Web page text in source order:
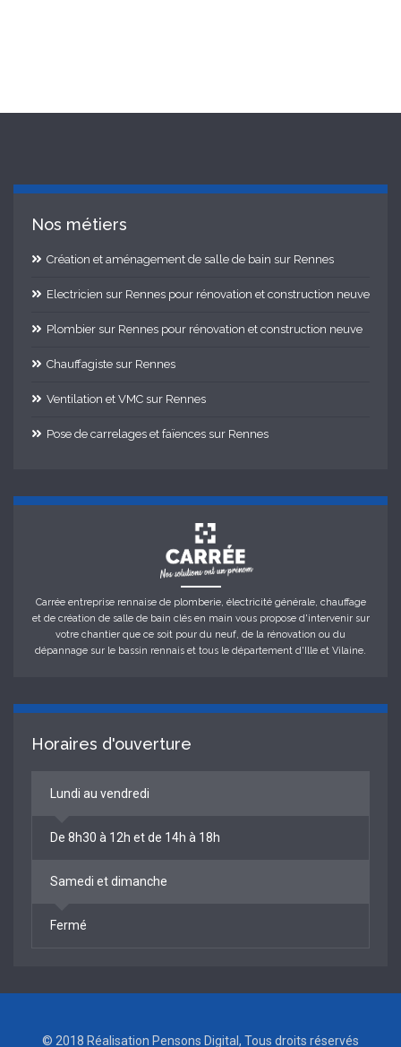
Nos métiers
Création et aménagement de salle de bain sur Rennes
Electricien sur Rennes pour rénovation et construction neuve
Plombier sur Rennes pour rénovation et construction neuve
Chauffagiste sur Rennes
Ventilation et VMC sur Rennes
Pose de carrelages et faïences sur Rennes
Carrée entreprise rennaise de plomberie, électricité générale, chauffage
et de création de salle de bain clés en main vous propose d'intervenir sur
votre chantier que ce soit pour du neuf, de la rénovation ou du
dépannage sur le bassin rennais et tous le département d'Ille et Vilaine.
Horaires d'ouverture
Lundi au vendredi
De 8h30 à 12h et de 14h à 18h
Samedi et dimanche
Fermé
© 2018 Réalisation Pensons Digital , Tous droits réservés